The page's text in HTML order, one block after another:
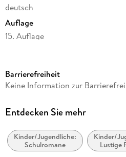
deutsch
Auflage
15. Auflage
Altersempfehlung
Reihe
Autor/Autorin
Timo Parvela
Barrierefreiheit
Keine Information zur
Entdecken Sie mehr
Kinder/Jugendliche:
Schulromane
Kinder/
Lustige